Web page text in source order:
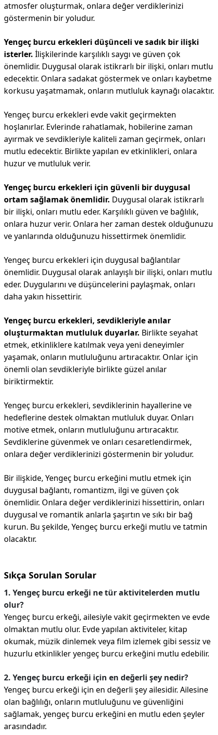
atmosfer oluşturmak, onlara değer verdiklerinizi
göstermenin bir yoludur.
Yengeç burcu erkekleri düşünceli ve sadık bir ilişki
isterler. İlişkilerinde karşılıklı saygı ve güven çok
önemlidir. Duygusal olarak istikrarlı bir ilişki, onları mutlu
edecektir. Onlara sadakat göstermek ve onları kaybetme
korkusu yaşatmamak, onların mutluluk kaynağı olacaktır.
Yengeç burcu erkekleri evde vakit geçirmekten
hoşlanırlar. Evlerinde rahatlamak, hobilerine zaman
ayırmak ve sevdikleriyle kaliteli zaman geçirmek, onları
mutlu edecektir. Birlikte yapılan ev etkinlikleri, onlara
huzur ve mutluluk verir.
Yengeç burcu erkekleri için güvenli bir duygusal
ortam sağlamak önemlidir. Duygusal olarak istikrarlı
bir ilişki, onları mutlu eder. Karşılıklı güven ve bağlılık,
onlara huzur verir. Onlara her zaman destek olduğunuzu
ve yanlarında olduğunuzu hissettirmek önemlidir.
Yengeç burcu erkekleri için duygusal bağlantılar
önemlidir. Duygusal olarak anlayışlı bir ilişki, onları mutlu
eder. Duygularını ve düşüncelerini paylaşmak, onları
daha yakın hissettirir.
Yengeç burcu erkekleri, sevdikleriyle anılar
oluşturmaktan mutluluk duyarlar. Birlikte seyahat
etmek, etkinliklere katılmak veya yeni deneyimler
yaşamak, onların mutluluğunu artıracaktır. Onlar için
önemli olan sevdikleriyle birlikte güzel anılar
biriktirmektir.
Yengeç burcu erkekleri, sevdiklerinin hayallerine ve
hedeflerine destek olmaktan mutluluk duyar. Onları
motive etmek, onların mutluluğunu artıracaktır.
Sevdiklerine güvenmek ve onları cesaretlendirmek,
onlara değer verdiklerinizi göstermenin bir yoludur.
Bir ilişkide, Yengeç burcu erkeğini mutlu etmek için
duygusal bağlantı, romantizm, ilgi ve güven çok
önemlidir. Onlara değer verdiklerinizi hissettirin, onları
duygusal ve romantik anlarla şaşırtın ve sıkı bir bağ
kurun. Bu şekilde, Yengeç burcu erkeği mutlu ve tatmin
olacaktır.
Sıkça Sorulan Sorular
1. Yengeç burcu erkeği ne tür aktivitelerden mutlu
olur?
Yengeç burcu erkeği, ailesiyle vakit geçirmekten ve evde
olmaktan mutlu olur. Evde yapılan aktiviteler, kitap
okumak, müzik dinlemek veya film izlemek gibi sessiz ve
huzurlu etkinlikler yengeç burcu erkeğini mutlu edebilir.
2. Yengeç burcu erkeği için en değerli şey nedir?
Yengeç burcu erkeği için en değerli şey ailesidir. Ailesine
olan bağlılığı, onların mutluluğunu ve güvenliğini
sağlamak, yengeç burcu erkeğini en mutlu eden şeyler
arasındadır.